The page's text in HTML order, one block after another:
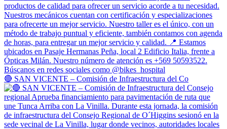
🔴 SAN VICENTE – Comisión de Infraestructura del Co